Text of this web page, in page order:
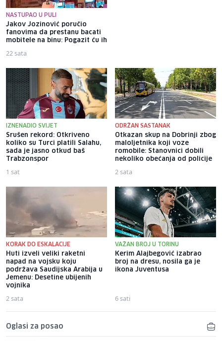
NASTUPAO U PULI
Jakov Jozinović poručio
fanovima da prestanu bacati
mobitele na binu: Pogazit ću ih
22 sata
IZNENADIO SVIJET
Srušen rekord: Otkriveno
koliko su Turci platili Salahu,
sada je jasno otkud baš
Trabzonspor
1 sat
ODRŽAN SASTANAK
Otkazan skup na Dobrinji zbog
maloljetnika koji voze
romobile: Stanovnici dobili
nekoliko obećanja od policije
2 sata
KORAK DO ESKALACIJE
Huti izveli veliki raketni
napad na vojsku koju
podržava Saudijska Arabija u
Jemenu: Desetine ubijenih
vojnika
2 sata
VAŽAN BROJ U TORINU
Kerim Alajbegović izabrao
broj na dresu, nosila ga je
ikona Juventusa
6 sati
Oglasi za posao